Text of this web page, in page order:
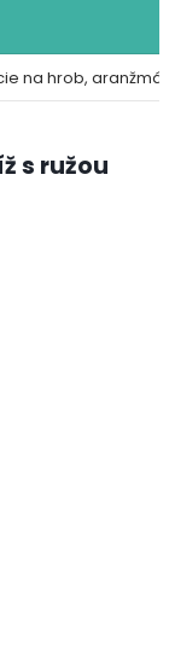
na hrob,
s ružou